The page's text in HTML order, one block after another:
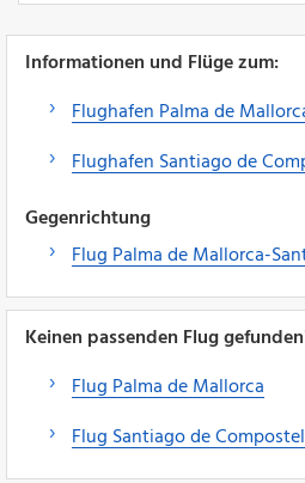
Informationen und Flüge zum:
Flughafen Palma de
Flughafen Santiago de
Gegenrichtung
Flug Palma de Mallorca-
Keinen passenden Flug
Flug Palma de Mallorca
Flug Santiago de